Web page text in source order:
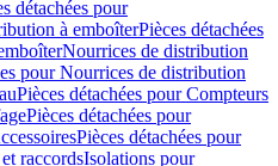
détachées pour
à emboîterPièces détachées
Nourrices de distribution
pour Nourrices de distribution
Pièces détachées pour Compteurs
Pièces détachées pour
Pièces détachées pour
raccordsIsolations pour